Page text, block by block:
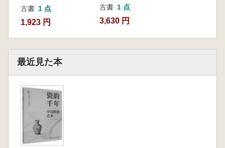
古書 1 点
1,923 円
古書 1 点
3,630 円
最近見た本